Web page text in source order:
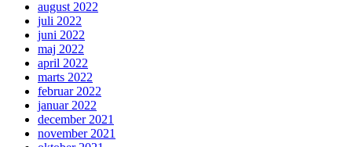
august 2022
juli 2022
juni 2022
maj 2022
april 2022
marts 2022
februar 2022
januar 2022
december 2021
november 2021